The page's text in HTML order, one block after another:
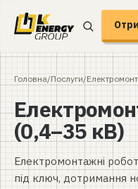
Головна/Послуги/
(0,4–35 кВ)
Електромонтажні
під ключ, дотримання